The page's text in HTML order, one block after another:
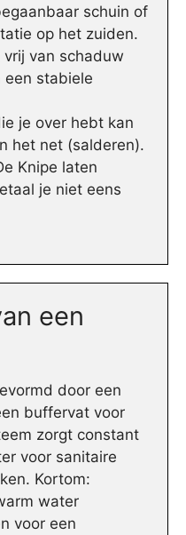
schuin of
op het zuiden.
van schaduw
een stabiele
je over hebt kan
het net (salderen).
Knipe laten
je niet eens
een
door een
buffervat voor
zorgt constant
voor sanitaire
Kortom:
water
voor een